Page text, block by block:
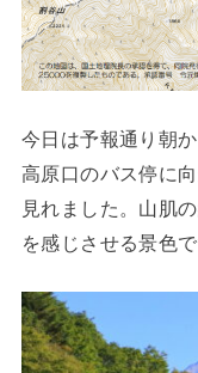
今日は予報通り朝
高原口のバス停に
見れました。山肌
を感じさせる景色で